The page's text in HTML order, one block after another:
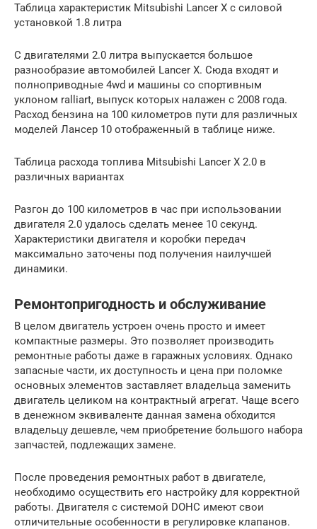
Таблица характеристик Mitsubishi Lancer X с силовой
установкой 1.8 литра
С двигателями 2.0 литра выпускается большое
разнообразие автомобилей Lancer X. Сюда входят и
полноприводные 4wd и машины со спортивным
уклоном ralliart, выпуск которых налажен с 2008 года.
Расход бензина на 100 километров пути для различных
моделей Лансер 10 отображенный в таблице ниже.
Таблица расхода топлива Mitsubishi Lancer X 2.0 в
различных вариантах
Разгон до 100 километров в час при использовании
двигателя 2.0 удалось сделать менее 10 секунд.
Характеристики двигателя и коробки передач
максимально заточены под получения наилучшей
динамики.
Ремонтопригодность и обслуживание
В целом двигатель устроен очень просто и имеет
компактные размеры. Это позволяет производить
ремонтные работы даже в гаражных условиях. Однако
запасные части, их доступность и цена при поломке
основных элементов заставляет владельца заменить
двигатель целиком на контрактный агрегат. Чаще всего
в денежном эквиваленте данная замена обходится
владельцу дешевле, чем приобретение большого набора
запчастей, подлежащих замене.
После проведения ремонтных работ в двигателе,
необходимо осуществить его настройку для корректной
работы. Двигателя с системой DOHC имеют свои
отличительные особенности в регулировке клапанов.